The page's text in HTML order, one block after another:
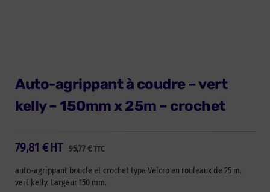
Auto-agrippant à coudre – vert
kelly – 150mm x 25m – crochet
79,81 € 95,77€ TTC
HT
auto-agrippant boucle et crochet type Velcro en rouleaux de 25 m.
vert kelly. Largeur 150 mm.